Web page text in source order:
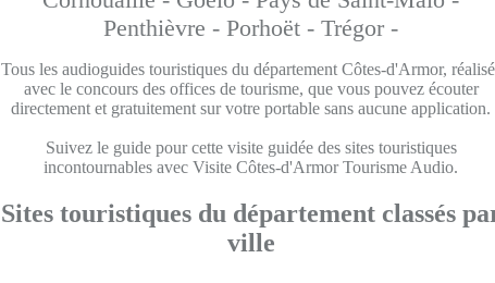
Penthièvre -Porhoët -Trégor -
Tous les audioguides touristiques du département Côtes-d'Armor,
avec le concours des offices de tourisme, que vous pouvez écouter
directement et gratuitement sur votre portable sans aucune application.
Suivez le guide pour cette visite guidée des sites touristiques
incontournables avec Visite Côtes-d'Armor Tourisme Audio.
Sites touristiques du département classés
ville